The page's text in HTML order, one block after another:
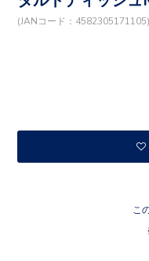
(JANコード：4582305171105)
こ